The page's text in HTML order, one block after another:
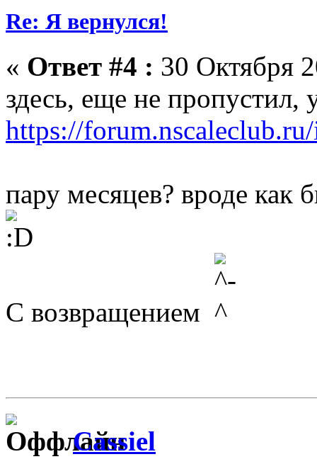
Re: Я вернулся!
« Ответ #4 : 30 Октября
здесь, еще не пропустил,
https://
пару месяцев? вроде как
С возвращением
Cassiel